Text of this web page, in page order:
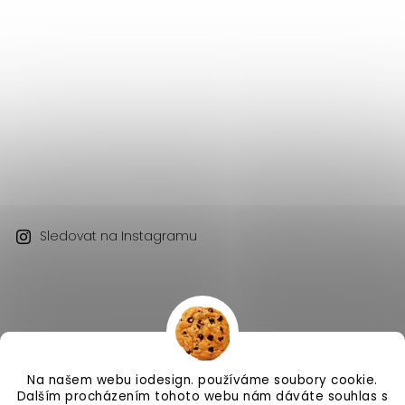
Na našem webu iodesign. používáme soubory cookie.
Dalším procházením tohoto webu nám dáváte souhlas s
Sledovat na Instagramu
Copyright 2026 iodesign. . Všechna práva vyhrazena.
Vytvořil Shoptet| DesignShoptak.cz